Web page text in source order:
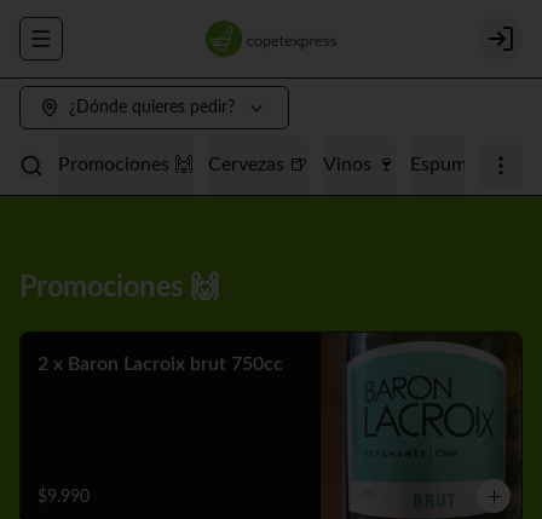
Abrir menu de navegación Login
¿Dónde quieres pedir?
Promociones 🙌 Cervezas 🍺 Vinos 🍷 Espumantes 🥂
Promociones 🙌
2 x Baron Lacroix brut 750cc
$9.990